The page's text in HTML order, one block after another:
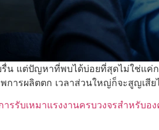
น แต่ปัญหาที่พบได้บ่อยที่สุดไม่ใช่
รผลิตตก เวลาส่วนใหญ่ก็จะสูญเสี
ารรับเหมาแรงงานครบวงจรสำหรับอ